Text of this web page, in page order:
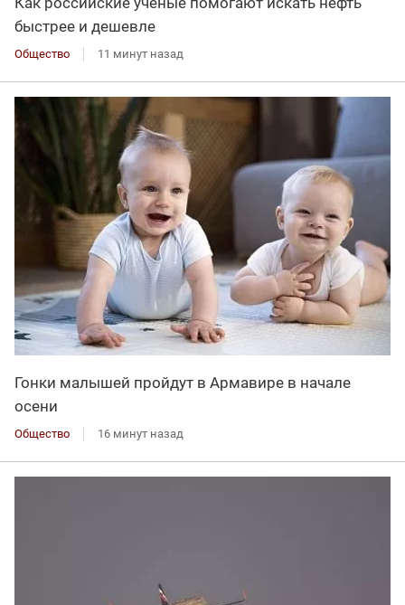
быстрее и дешевле
Общество 11 минут назад
Гонки малышей пройдут в Армавире в начале
осени
Общество 16 минут назад